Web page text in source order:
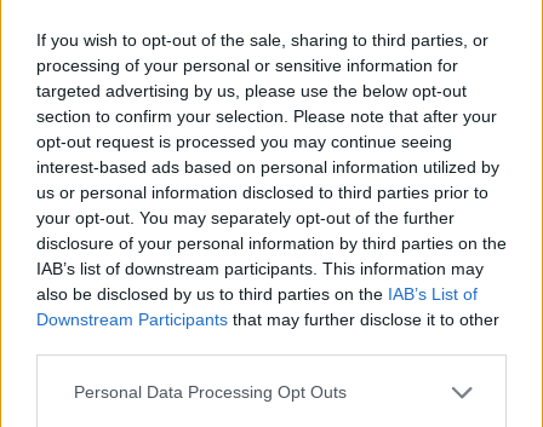
If you wish to opt-out of the sale, sharing to third parties, or
processing of your personal or sensitive information for
targeted advertising by us, please use the below opt-out
section to confirm your selection. Please note that after your
opt-out request is processed you may continue seeing
interest-based ads based on personal information utilized by
us or personal information disclosed to third parties prior to
your opt-out. You may separately opt-out of the further
disclosure of your personal information by third parties on the
IAB’s list of downstream participants. This information may
also be disclosed by us to third parties on the IAB’s List of
Downstream Participants that may further disclose it to other
Personal Data Processing Opt Outs
Minder snel boos en als ik boos ben dan weer sneller niet
meer boos. Meer rust in mijn hoofd. Ik vergelijk het op
deze manier: Zonder concerta: een hele drukke snelweg,
rijd niet door en het is een chaos. Met concerta: nog
steeds een drukke snelweg, alleen geen[lees meer...]
geef mening 0 reacties
Concerta
17-04-2019 | Vrouw | 44
methylfenidaat (54mg)